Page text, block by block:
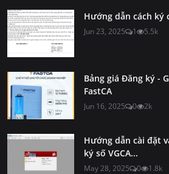
Hướng dẫn cách ký
Jun 23, 2025 1 5.5k
Bảng giá Đăng ký -
FastCA
Jun 16, 2025 0 2k
Hướng dẫn cài đặt
ký số VGCA...
May 28, 2025 0 1.8k